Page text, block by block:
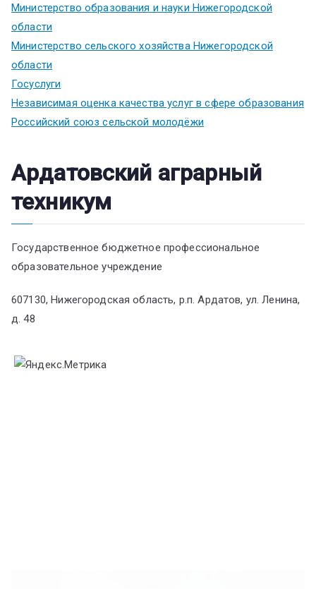
Министерство образования и науки Нижегородской
области
Министерство сельского хозяйства Нижегородской
области
Госуслуги
Независимая оценка качества услуг в сфере образования
Российский союз сельской молодёжи
Ардатовский аграрный
техникум
Государственное бюджетное профессиональное
образовательное учреждение
607130, Нижегородская область, р.п. Ардатов, ул. Ленина,
д. 48